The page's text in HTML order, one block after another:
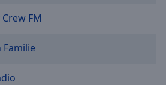
FM
Familie